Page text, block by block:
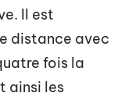
Il est
distance avec
fois la
ainsi les